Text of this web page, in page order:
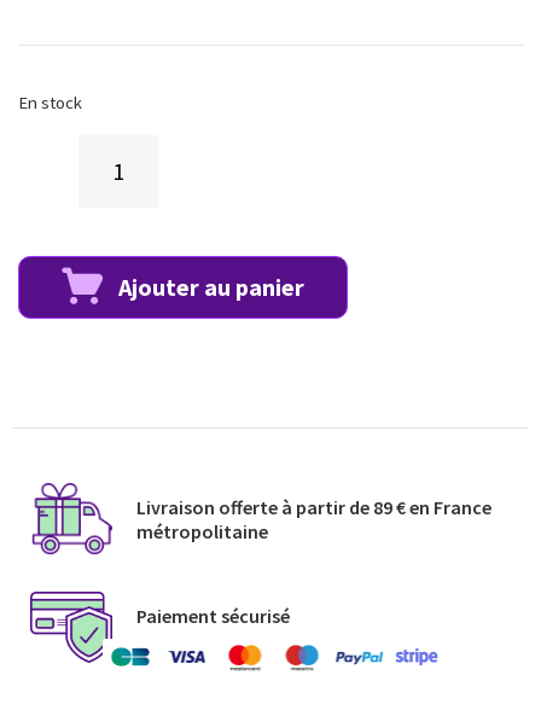
En stock
Ajouter au panier
Livraison offerte à partir de 89 € en France
métropolitaine​
Paiement sécurisé